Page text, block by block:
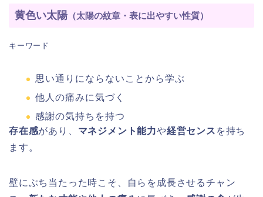
黄色い太陽 （太陽の紋章・表に出やすい性質）
キーワード
思い通りにならないことから学ぶ
他人の痛みに気づく
感謝の気持ちを持つ
存在感があり、 マネジメント能力や経営センス を持ち
ます。
壁にぶち当たった時こそ、自らを成長させるチャン